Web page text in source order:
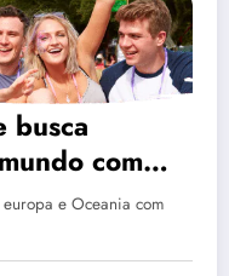
busca
com
de R$ 9
e Oceania com